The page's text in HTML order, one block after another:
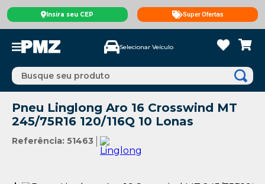
Insira seu CEP Super Ofertas
Selecionar Veículo
Busque seu produto
Pneu Linglong Aro 16 Crosswind MT
245/75R16 120/116Q 10 Lonas
Referência: 51463